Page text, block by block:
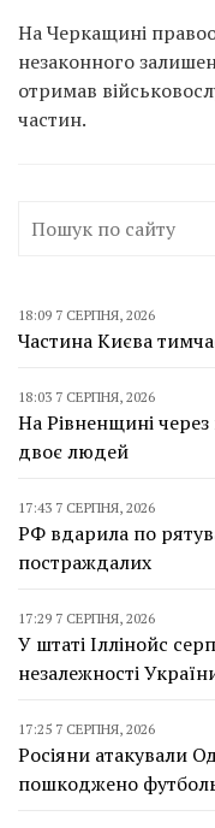
На Черкащині
незаконного
отримав
частин.
18:09 7 СЕРПНЯ, 2026
Частина Києва
18:03 7 СЕРПНЯ, 2026
На Рівненщині
двоє людей
17:43 7 СЕРПНЯ, 2026
РФ вдарила по
постраждалих
17:29 7 СЕРПНЯ, 2026
У штаті Іллінойс
незалежності
17:25 7 СЕРПНЯ, 2026
Росіяни атакували
пошкоджено